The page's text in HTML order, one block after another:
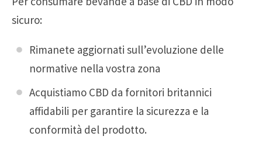
sicuro:
Rimanete aggiornati sull’evoluzione delle
normative nella vostra zona
Acquistiamo CBD da fornitori britannici
affidabili per garantire la sicurezza e la
conformità del prodotto.